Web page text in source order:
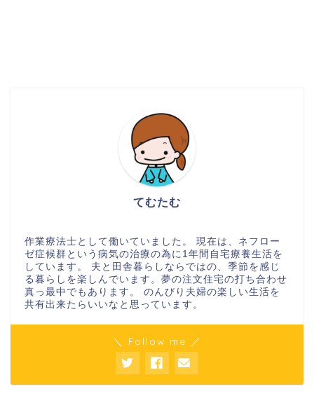
てむたむ
作業療法士として働いていました。 現在は、ネフロー
ゼ症候群という病気の治療の為に1年間自宅療養生活を
しています。 夫と田舎暮らしならではの、季節を感じ
る暮らしを楽しんでいます。夢の注文住宅の打ち合わせ
真っ最中でもあります。 のんびり夫婦の楽しい生活を
共有出来たらいいなと思っています。
＼ Follow me ／